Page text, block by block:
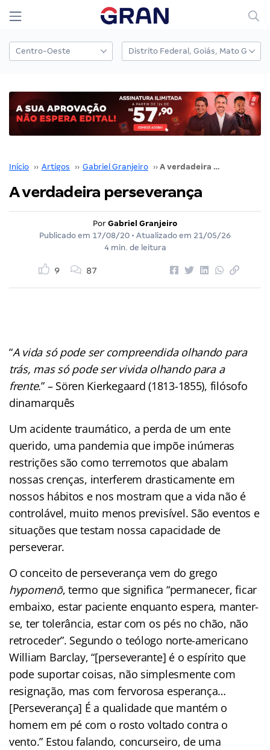
Início ›› Artigos ›› Gabriel Granjeiro ›› A verdadeira perseverança
A verdadeira perseverança
Por Gabriel Granjeiro
Publicado em 17/08/20 • Atualizado em 21/05/26
4 min. de leitura
9 87
“A vida só pode ser compreendida olhando para
trás, mas só pode ser vivida olhando para a
frente.” – Sören Kierkegaard (1813-1855), filósofo
dinamarquês
Um acidente traumático, a perda de um ente
querido, uma pandemia que impõe inúmeras
restrições são como terremotos que abalam
nossas crenças, interferem drasticamente em
nossos hábitos e nos mostram que a vida não é
controlável, muito menos previsível. São eventos e
situações que testam nossa capacidade de
perseverar.
O conceito de perseverança vem do grego
hypomenō, termo que significa “permanecer, ficar
embaixo, estar paciente enquanto espera, manter-
se, ter tolerância, estar com os pés no chão, não
retroceder”. Segundo o teólogo norte-americano
William Barclay, “[perseverante] é o espírito que
pode suportar coisas, não simplesmente com
resignação, mas com fervorosa esperança…
[Perseverança] É a qualidade que mantém o
homem em pé com o rosto voltado contra o
vento.” Estou falando, concurseiro, de uma